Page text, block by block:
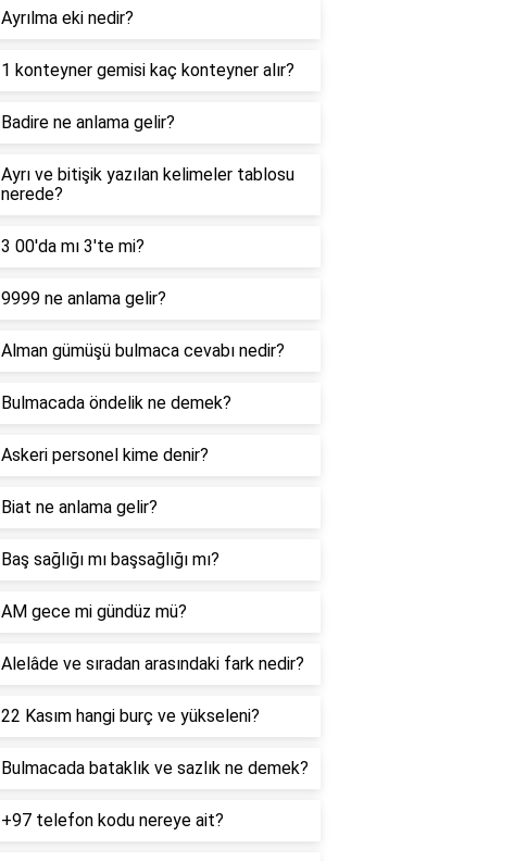
Ayrılma eki nedir?
1 konteyner gemisi kaç konteyner alır?
Badire ne anlama gelir?
Ayrı ve bitişik yazılan kelimeler tablosu
nerede?
3 00'da mı 3'te mi?
9999 ne anlama gelir?
Alman gümüşü bulmaca cevabı nedir?
Bulmacada öndelik ne demek?
Askeri personel kime denir?
Biat ne anlama gelir?
Baş sağlığı mı başsağlığı mı?
AM gece mi gündüz mü?
Alelâde ve sıradan arasındaki fark nedir?
22 Kasım hangi burç ve yükseleni?
Bulmacada bataklık ve sazlık ne demek?
+97 telefon kodu nereye ait?